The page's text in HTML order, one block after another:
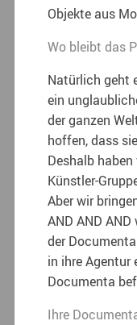
Objekte aus
Wo bleibt das
Natürlich geht
ein
der ganzen
hoffen, dass
Deshalb
Künstler-
Aber wir
AND AND
der
in ihre Agentur
Documenta
Ihre